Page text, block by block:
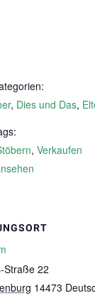
, Dies und Das,
, Verkaufen
Straße 22
14473